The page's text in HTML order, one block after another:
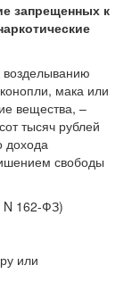
запрещенных к
мака или
вещества, –
тысяч рублей
дохода
свободы
N 162-ФЗ)
или